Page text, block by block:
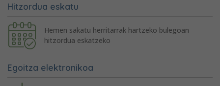
Hitzordua eskatu
Hemen sakatu herritarrak hartzeko bulegoan
hitzordua eskatzeko
Egoitza elektronikoa